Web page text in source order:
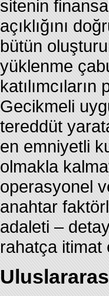
sitenin
açıklığını
bütün
yüklenme
Gecikmeli
tereddüt
en emniyetli
olmakla
operasyonel
anahtar
adaleti –
rahatça itimat